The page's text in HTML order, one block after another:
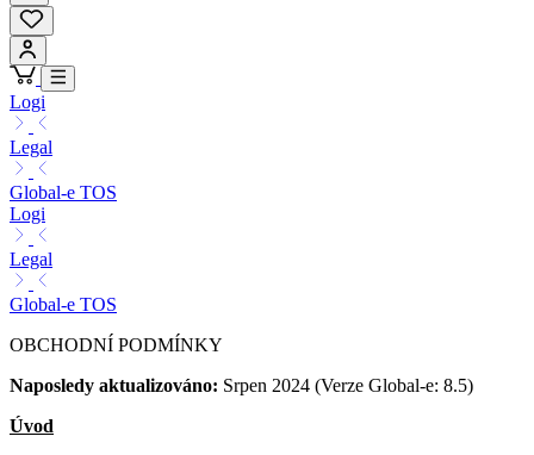
Logi
Legal
Global-e TOS
Logi
Legal
Global-e TOS
OBCHODNÍ PODMÍNKY
Naposledy aktualizováno: Srpen 2024 (Verze Global-e: 8.5)
Úvod